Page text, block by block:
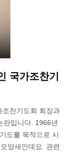
국가조찬기
조찬기도회 회장과
란입니다. 1966년
도를 목적으로 시
양새인데요. 관련